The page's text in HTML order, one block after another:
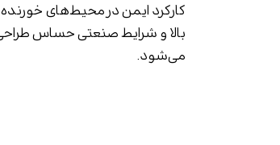
کارکرد ایمن در محیط‌های
بالا و شرایط صنعتی حساس
می‌شود.